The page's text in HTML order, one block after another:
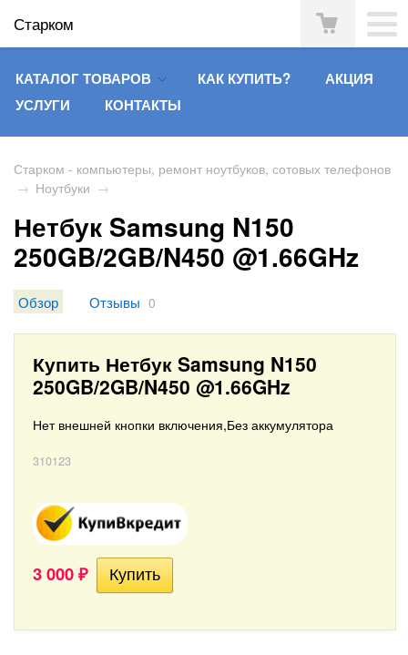
Старком
КАТАЛОГ ТОВАРОВ КАК КУПИТЬ?
АКЦИЯ
УСЛУГИ
КОНТАКТЫ
Старком - компьютеры, ремонт ноутбуков, сотовых телефонов
→ Ноутбуки →
Нетбук Samsung N150
250GB/2GB/N450 @1.66GHz
Обзор Отзывы 0
Купить Нетбук Samsung N150
250GB/2GB/N450 @1.66GHz
Нет внешней кнопки включения,Без аккумулятора
310123
3 000 ₽